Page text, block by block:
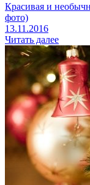
Красивая и
фото)
13.11.2016
Читать далее